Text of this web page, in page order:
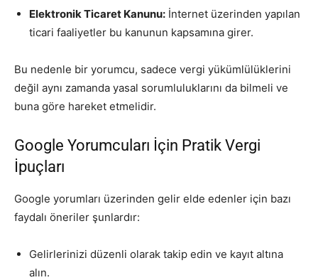
Elektronik Ticaret Kanunu: İnternet üzerinden yapılan
ticari faaliyetler bu kanunun kapsamına girer.
Bu nedenle bir yorumcu, sadece vergi yükümlülüklerini
değil aynı zamanda yasal sorumluluklarını da bilmeli ve
buna göre hareket etmelidir.
Google Yorumcuları İçin Pratik Vergi
İpuçları
Google yorumları üzerinden gelir elde edenler için bazı
faydalı öneriler şunlardır:
Gelirlerinizi düzenli olarak takip edin ve kayıt altına
alın.